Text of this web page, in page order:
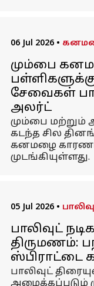
06 Jul 2026 •
மும்பை
சேவைகள்
அலர்ட்
மும்பை மற்றும்
கடந்த சில
கனமழை
முடங்கியுள்ளது.
05 Jul 2026 •
பாலிவுட்
திருமணம்:
ஸ்பிராட்டை
பாலிவுட்
அழைக்கப்படும்